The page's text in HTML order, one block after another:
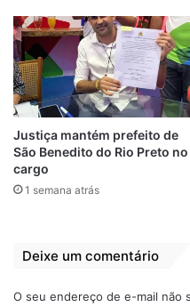
um suposto
no tribunal,
antecipadas de
Joaquim
Álvaro César
supostamente
de vantagens no
PF terá 60 dias
No despacho,
Justiça mantém prefeito de
São Benedito do Rio Preto no
cargo
1 semana atrás
Deixe um comentário
O seu endereço de e-mail não